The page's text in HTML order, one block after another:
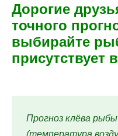
Дорогие
точного
выбирайте
присутствует
Прогноз клёва